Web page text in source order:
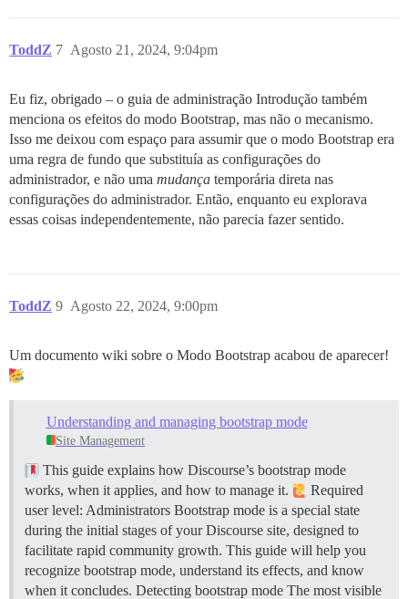
ToddZ Agosto 21, 2024, 9:04pm
7
Eu fiz, obrigado – o guia de administração Introdução também
menciona os efeitos do modo Bootstrap, mas não o mecanismo.
Isso me deixou com espaço para assumir que o modo Bootstrap era
uma regra de fundo que substituía as configurações do
administrador, e não uma mudança temporária direta nas
configurações do administrador. Então, enquanto eu explorava
essas coisas independentemente, não parecia fazer sentido.
ToddZ Agosto 22, 2024, 9:00pm
9
Um documento wiki sobre o Modo Bootstrap acabou de aparecer!
Understanding and managing bootstrap mode
Site Management
This guide explains how Discourse’s bootstrap mode
works, when it applies, and how to manage it.
Required
user level: Administrators Bootstrap mode is a special state
during the initial stages of your Discourse site, designed to
facilitate rapid community growth. This guide will help you
recognize bootstrap mode, understand its effects, and know
when it concludes. Detecting bootstrap mode The most visible